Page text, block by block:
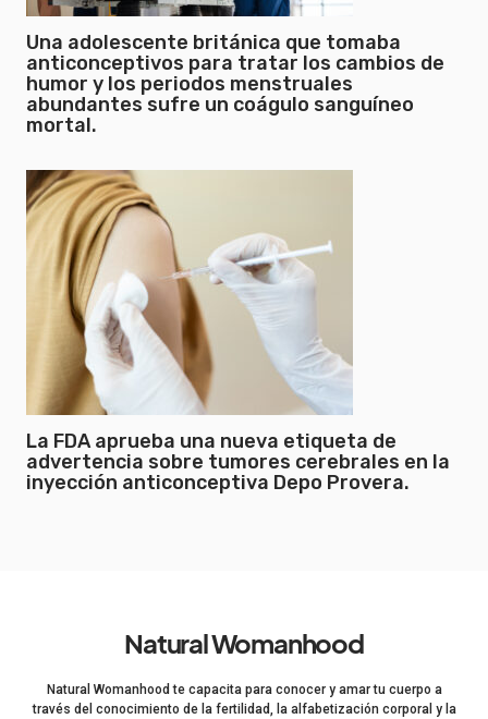
Una adolescente británica que tomaba
anticonceptivos para tratar los cambios de
humor y los periodos menstruales
abundantes sufre un coágulo sanguíneo
mortal.
La FDA aprueba una nueva etiqueta de
advertencia sobre tumores cerebrales en la
inyección anticonceptiva Depo Provera.
Natural Womanhood
Natural Womanhood te capacita para conocer y amar tu cuerpo a
través del conocimiento de la fertilidad, la alfabetización corporal y la